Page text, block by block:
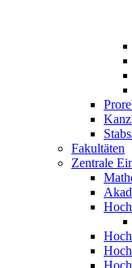
Fakultäten
Zentrale